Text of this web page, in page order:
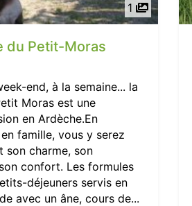
1
du Petit-Moras
end, à la semaine... la
Moras est une
en Ardèche.En
famille, vous y serez
son charme, son
confort. Les formules
déjeuners servis en
avec un âne, cours de...